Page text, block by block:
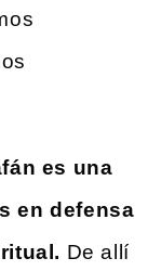
es una
en defensa
De allí